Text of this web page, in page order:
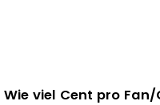
Wie viel Cent pro